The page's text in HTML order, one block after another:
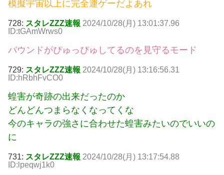
模擬宇宙以上に完全運ゲーだよあれ
728: スタレZZZ速報 2024/10/28(月) 13:01:37.96
ID:tGAmWrws0
バウンドがぴゅっぴゅしてるのを見守るモード
729: スタレZZZ速報 2024/10/28(月) 13:16:56.31
ID:hRbhFvCO0
蝗害が奇跡の出来だったのか
どんどんつまらなくなってくな
今のキャラの強さに合わせた蝗害みたいのでいいの
に
731: スタレZZZ速報 2024/10/28(月) 13:17:54.88
ID:lpeqwj1k0